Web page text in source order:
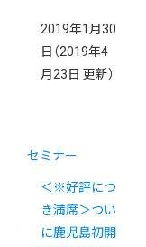
2019年1月30
日 （2019年4
月23日 更新）
セミナー
＜※好評につ
き満席＞つい
に鹿児島初開